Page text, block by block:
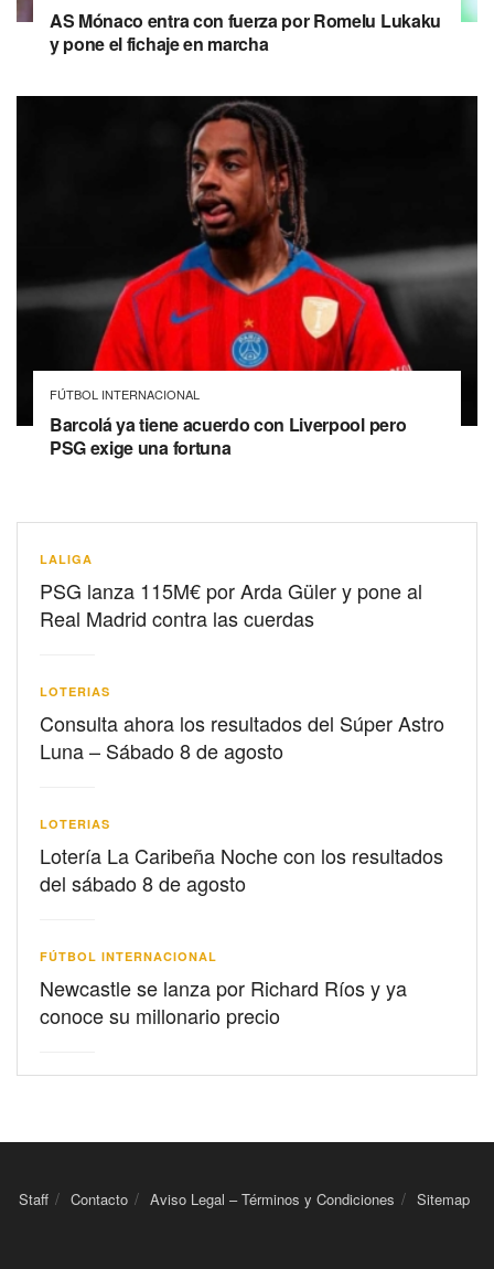
AS Mónaco entra con fuerza por Romelu Lukaku
y pone el fichaje en marcha
FÚTBOL INTERNACIONAL
Barcolá ya tiene acuerdo con Liverpool pero
PSG exige una fortuna
LALIGA
PSG lanza 115M€ por Arda Güler y pone al
Real Madrid contra las cuerdas
LOTERIAS
Consulta ahora los resultados del Súper Astro
Luna – Sábado 8 de agosto
LOTERIAS
Lotería La Caribeña Noche con los resultados
del sábado 8 de agosto
FÚTBOL INTERNACIONAL
Newcastle se lanza por Richard Ríos y ya
conoce su millonario precio
Staff Contacto Aviso Legal – Términos y Condiciones Sitemap